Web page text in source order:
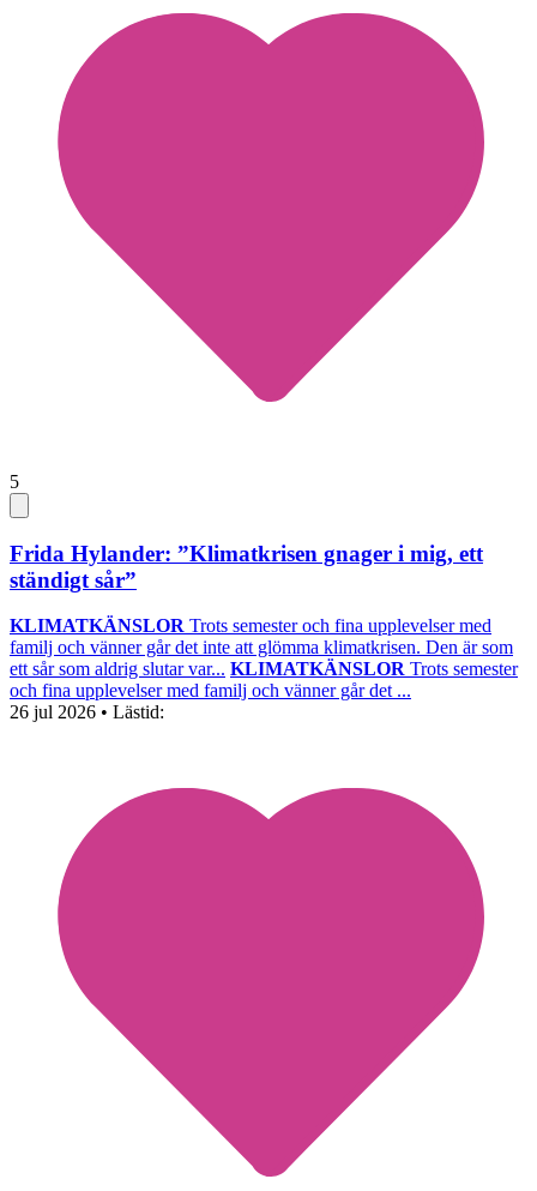
5
Frida Hylander: ”Klimatkrisen gnager i mig, ett
ständigt sår”
KLIMATKÄNSLOR Trots semester och fina upplevelser med
familj och vänner går det inte att glömma klimatkrisen. Den är som
ett sår som aldrig slutar var... KLIMATKÄNSLOR Trots semester
och fina upplevelser med familj och vänner går det ...
26 jul 2026 • Lästid: